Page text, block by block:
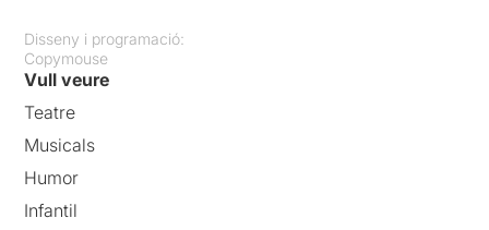
Disseny i programació:
Copymouse
Vull veure
Teatre
Musicals
Humor
Infantil